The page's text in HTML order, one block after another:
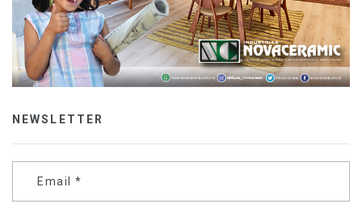
NEWSLETTER
Email *